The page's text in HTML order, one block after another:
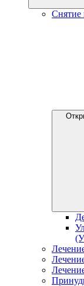
Снятие